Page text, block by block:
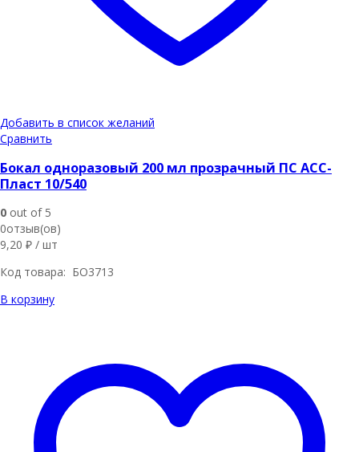
Добавить в список желаний
Сравнить
Бокал одноразовый 200 мл прозрачный ПС АСС-
Пласт 10/540
0 out of 5
0отзыв(ов)
9,20 ₽ / шт
Код товара: БО3713
В корзину